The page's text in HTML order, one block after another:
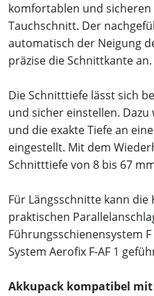
komfortablen und sicheren
Tauchschnitt. Der
automatisch der Neigung
präzise die Schnittkante an.
Die Schnitttiefe lässt sich
und sicher einstellen.
und die exakte Tiefe an
eingestellt. Mit dem
Schnitttiefe von 8 bis 67
Für Längsschnitte kann die
praktischen
Führungsschienensystem
System Aerofix F-AF 1
Akkupack kompatibel mit